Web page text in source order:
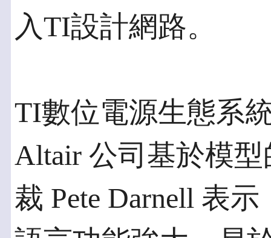
入TI設計網路。
TI數位電源生態系
Altair 公司基於模
裁 Pete Darnell 表